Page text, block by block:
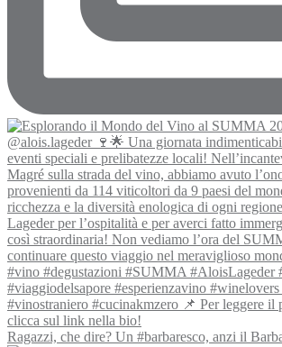
Ragazzi, che dire? Un #barbaresco, anzi il